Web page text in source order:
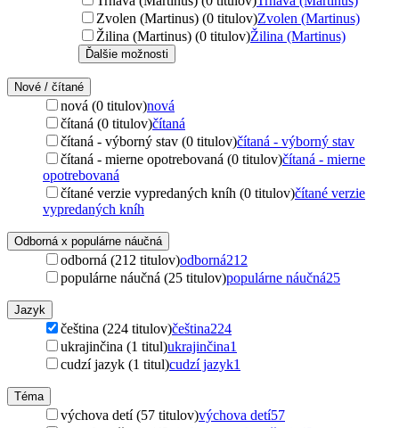
Zvolen (Martinus) (0 titulov)Zvolen (Martinus)
Žilina (Martinus) (0 titulov)Žilina (Martinus)
Ďalšie možnosti
Nové / čítané
nová (0 titulov)nová
čítaná (0 titulov)čítaná
čítaná - výborný stav (0 titulov)čítaná - výborný stav
čítaná - mierne opotrebovaná (0 titulov)čítaná - mierne
opotrebovaná
čítané verzie vypredaných kníh (0 titulov)čítané verzie
vypredaných kníh
Odborná x populárne náučná
odborná (212 titulov)odborná212
populárne náučná (25 titulov)populárne náučná25
Jazyk
čeština (224 titulov)čeština224
ukrajinčina (1 titul)ukrajinčina1
cudzí jazyk (1 titul)cudzí jazyk1
Téma
výchova detí (57 titulov)výchova detí57